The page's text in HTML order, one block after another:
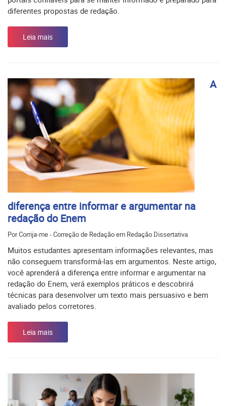
diferentes propostas de redação.
Leia mais
A
diferença entre informar e argumentar na
redação do Enem
Por Corrija-me - Correção de Redação em Redação Dissertativa
Muitos estudantes apresentam informações relevantes, mas
não conseguem transformá-las em argumentos. Neste artigo,
você aprenderá a diferença entre informar e argumentar na
redação do Enem, verá exemplos práticos e descobrirá
técnicas para desenvolver um texto mais persuasivo e bem
avaliado pelos corretores.
Leia mais